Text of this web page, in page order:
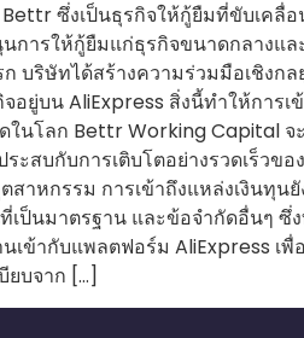
ซึ่งเป็นธุรกิจให้กู้ยืมที่ขับเคลื่
การให้กู้ยืมแก่ธุรกิจขนาดกลางแ
บริษัทได้สร้างความร่วมมือเชิงก
ยู่บน AliExpress สิ่งนี้ทำให้การเข้
นโลก Bettr Working Capital จ
สบกับการเติบโตอย่างรวดเร็วข
าหกรรม การเข้าถึงแหล่งเงินทุน
ป็นมาตรฐาน และข้อจำกัดอื่นๆ ซึ่
ข้ากับแพลตฟอร์ม AliExpress เ
ยบจาก […]